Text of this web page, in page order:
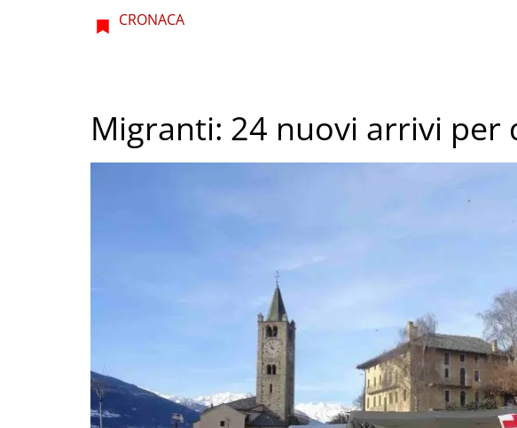
CRONACA
Migranti: 24 nuovi arrivi per